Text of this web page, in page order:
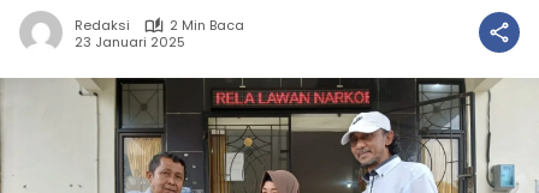
Redaksi
2 Min Baca
23 Januari 2025